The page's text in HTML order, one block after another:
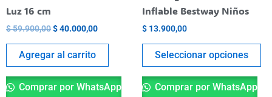
Luz 16 cm
$59.900,00$40.000,00
Agregar al carrito
Comprar por WhatsApp
Inflable Bestway Niños
$ 13.900,00
Seleccionar opciones
Comprar por WhatsApp